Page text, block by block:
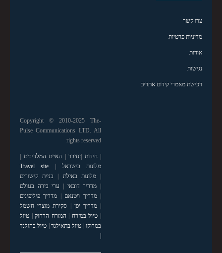
צרו קשר
מדיניות פרטיות
אודות
נגישות
רכישת מאמרי קידום אתרים
Copyright © 2010-2025 The-
Pulse Communications LTD. All
rights reserved
|חידות |זנזיבר | האיים המלדיבים |
מלונות בישראל |
Travel site
|מלונות באילת | בניית קישורים
| מדריך דובאי | ערי בירה בעולם
|מדריך ויטנאם | מדריך פיליפינים
|מדריך יפן | סקירת מוצרי חשמל
| טיול במזרח | המזרח הרחוק| טיול
במרוקו| טיול בתאילנד| טיול בהולנד
|